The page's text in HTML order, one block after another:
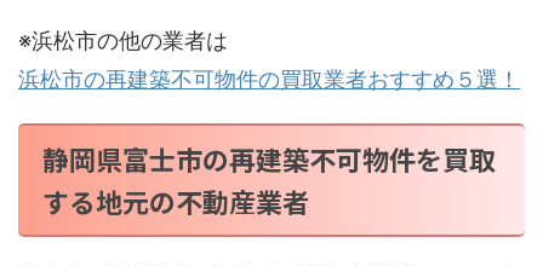
※浜松市の他の業者は
浜松市の再建築不可物件の買取業者おすすめ５選！
静岡県富士市の再建築不可物件を買取
する地元の不動産業者